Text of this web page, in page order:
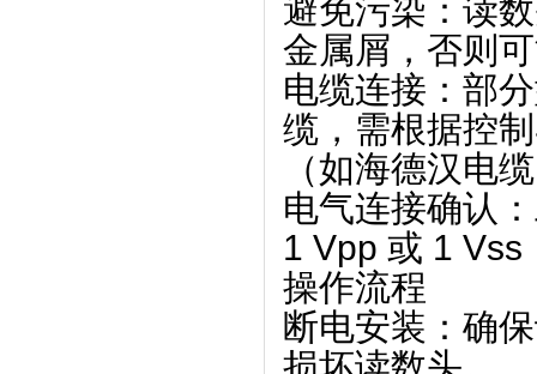
避免污染‌：读
金属屑，否则
电缆连接‌：部
缆‌，需根据控
（如海德汉电
电气连接确认‌
‌1 Vpp‌ 或 ‌1 Vss‌
操作流程
断电安装‌：确